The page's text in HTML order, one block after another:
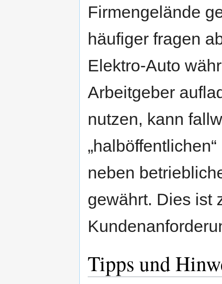
Firmengelände
häufiger fragen
Elektro-Auto
Arbeitgeber
nutzen, kann
neben
gewährt. Dies ist
Tipps und